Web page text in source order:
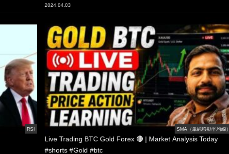
2024.04.03
RSI SMA（単純移動平均線）
Live Trading BTC Gold Forex 🔴 | Market Analysis Today
#shorts #Gold #btc